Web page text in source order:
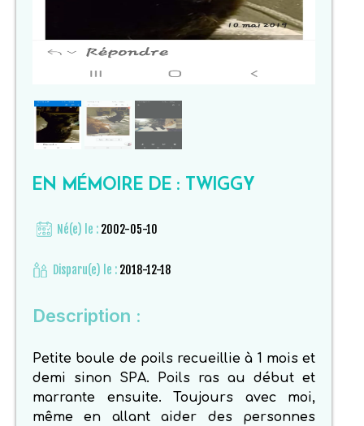
EN MÉMOIRE DE : TWIGGY
Né(e) le : 2002-05-10
Disparu(e) le : 2018-12-18
Description :
Petite boule de poils recueillie à 1 mois et
demi sinon SPA. Poils ras au début et
marrante ensuite. Toujours avec moi,
même en allant aider des personnes